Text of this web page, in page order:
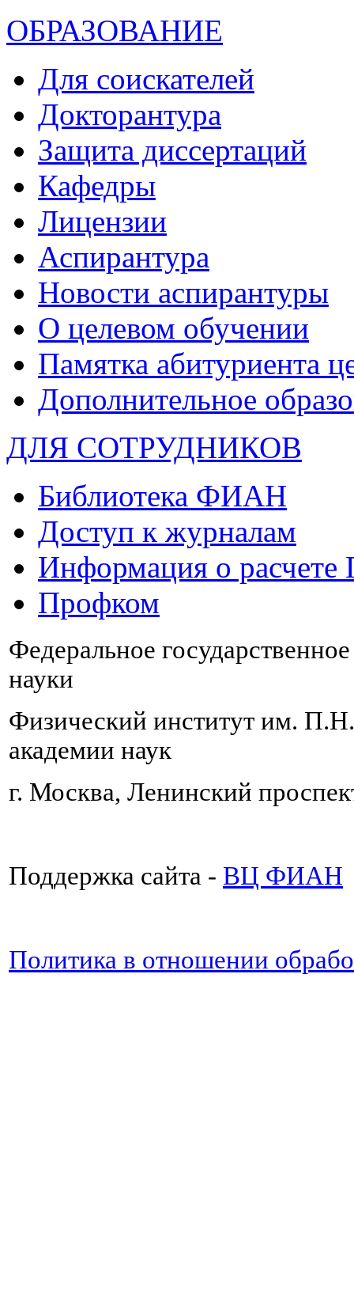
ОБРАЗОВАНИЕ
Для соискателей
Докторантура
Защита диссертаций
Кафедры
Лицензии
Аспирантура
Новости аспирантуры
О целевом обучении
Памятка абитуриента
Дополнительное
ДЛЯ СОТРУДНИКОВ
Библиотека ФИАН
Доступ к журналам
Информация о
Профком
Федеральное
науки
Физический институт им.
академии наук
г. Москва, Ленинский
Поддержка сайта - ВЦ ФИАН
Политика в отношении